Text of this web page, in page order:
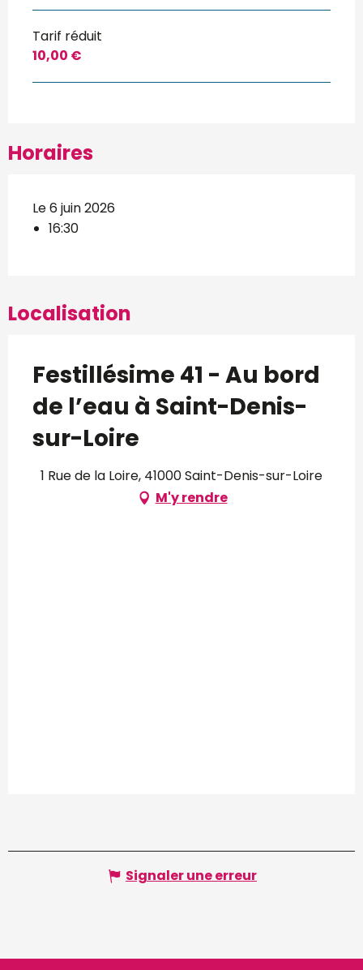
Tarif réduit
10,00 €
Horaires
Le 6 juin 2026
16:30
Localisation
Festillésime 41 - Au bord
de l’eau à Saint-Denis-
sur-Loire
1 Rue de la Loire, 41000 Saint-Denis-sur-Loire
M'y rendre
Signaler une erreur